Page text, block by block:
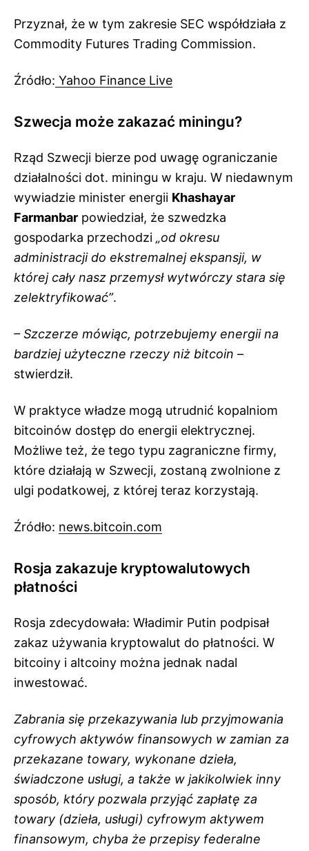
Przyznał, że w tym zakresie SEC współdziała z
Commodity Futures Trading Commission.
Źródło: Yahoo Finance Live
Szwecja może zakazać miningu?
Rząd Szwecji bierze pod uwagę ograniczanie
działalności dot. miningu w kraju. W niedawnym
wywiadzie minister energii Khashayar
Farmanbar powiedział, że szwedzka
gospodarka przechodzi „od okresu
administracji do ekstremalnej ekspansji, w
której cały nasz przemysł wytwórczy stara się
zelektryfikować”.
– Szczerze mówiąc, potrzebujemy energii na
bardziej użyteczne rzeczy niż bitcoin –
stwierdził.
W praktyce władze mogą utrudnić kopalniom
bitcoinów dostęp do energii elektrycznej.
Możliwe też, że tego typu zagraniczne firmy,
które działają w Szwecji, zostaną zwolnione z
ulgi podatkowej, z której teraz korzystają.
Źródło: news.bitcoin.com
Rosja zakazuje kryptowalutowych
płatności
Rosja zdecydowała: Władimir Putin podpisał
zakaz używania kryptowalut do płatności. W
bitcoiny i altcoiny można jednak nadal
inwestować.
Zabrania się przekazywania lub przyjmowania
cyfrowych aktywów finansowych w zamian za
przekazane towary, wykonane dzieła,
świadczone usługi, a także w jakikolwiek inny
sposób, który pozwala przyjąć zapłatę za
towary (dzieła, usługi) cyfrowym aktywem
finansowym, chyba że przepisy federalne